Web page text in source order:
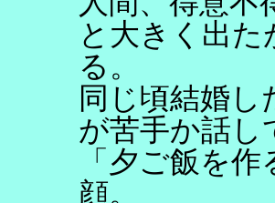
と大きく出
る。
同じ頃結婚
が苦手か話し
「夕ご飯を
顔。